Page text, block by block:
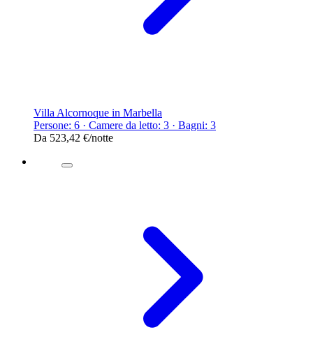
Villa Alcornoque in Marbella
Persone: 6 · Camere da letto: 3 · Bagni: 3
Da 523,42 €/notte